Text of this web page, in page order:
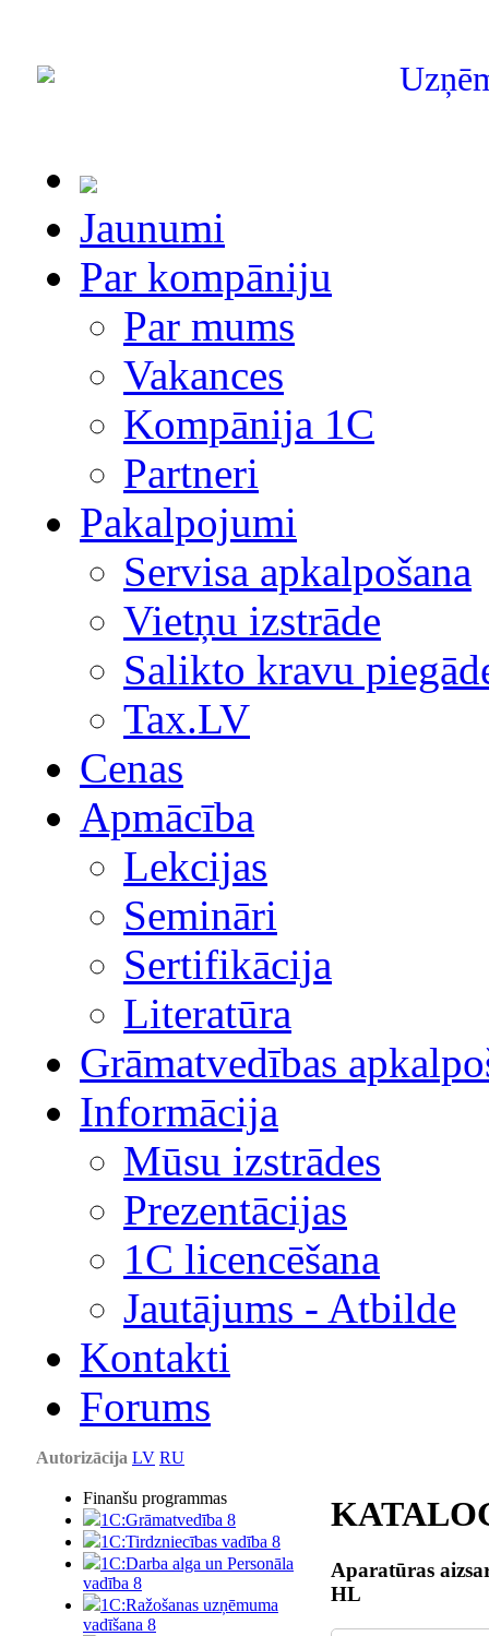
Jaunumi
Par kompāniju
Par mums
Vakances
Kompānija 1С
Partneri
Pakalpojumi
Servisa apkalpošana
Vietņu izstrāde
Salikto kravu
Tax.LV
Cenas
Apmācība
Lekcijas
Semināri
Sertifikācija
Literatūra
Grāmatvedības
Informācija
Mūsu izstrādes
Prezentācijas
1С licencēšana
Jautājums - Atbilde
Kontakti
Forums
Autorizācija LV RU
Finanšu programmas
1C:Grāmatvedība 8
1C:Tirdzniecības vadība 8
1C:Darba alga un Personāla
vadība 8
1C:Ražošanas uzņēmuma
vadīšana 8
Aparatūras
HL